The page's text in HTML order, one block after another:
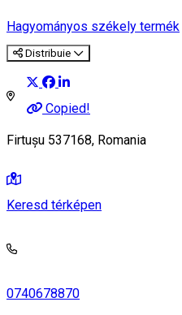
Hagyományos székely termék
Distribuie
Copied!
Firtușu 537168, Romania
Keresd térképen
0740678870